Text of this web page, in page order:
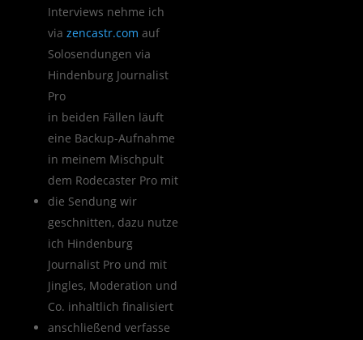
Interviews nehme ich
via zencastr.com auf
Solosendungen via
Hindenburg Journalist
Pro
in beiden Fällen läuft
eine Backup-Aufnahme
in meinem Mischpult
dem Rodecaster Pro mit
die Sendung wir
geschnitten, dazu nutze
ich Hindenburg
Journalist Pro und mit
Jingles, Moderation und
Co. inhaltlich finalisiert
anschließend verfasse